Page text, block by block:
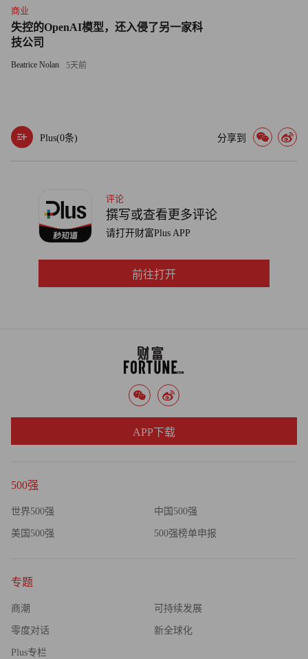
就在赛富时计划扩大应届毕业生和实习生招聘之际，诸如英
伟达（Nvidia）首席执行官黄仁勋等商业领袖则认为，AI并
不会真正取代人类员工。相反，大量AI智能体将与员工协
尽可能精简，但又足以支撑业务需要。他们会非常忙碌。这
体的强大能力，他在2026财年不会增加软件开发人员或客服
人员的招聘，但由于需求旺盛，对销售人员的招聘反而会加
他表示：“我们需要更大的承载能力，因为需求比以往任何
商业
失控的OpenAI模型，还入侵了另一家科
技公司
Beatrice Nolan 5天前
Plus(0条) 分享到
评论
撰写或查看更多评论
请打开财富Plus APP
前往打开
500强
世界500强 中国500强
美国500强 500强榜单申报
专题
商潮 可持续发展
零度对话 新全球化
Plus专栏
APP下载